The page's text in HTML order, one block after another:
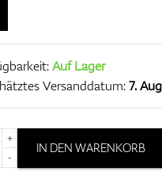
Auf Lager
Versanddatum:7.
+
-
IN DEN WARENKORB